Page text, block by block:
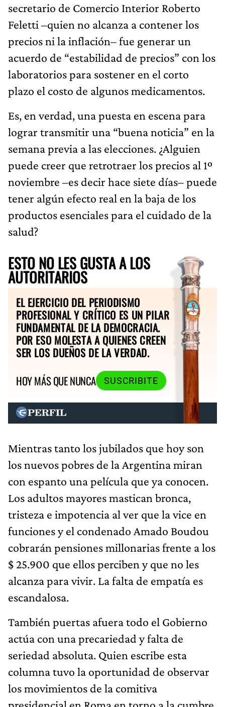
secretario de Comercio Interior Roberto
Feletti –quien no alcanza a contener los
precios ni la inflación– fue generar un
acuerdo de “estabilidad de precios” con los
laboratorios para sostener en el corto
plazo el costo de algunos medicamentos.
Es, en verdad, una puesta en escena para
lograr transmitir una “buena noticia” en la
semana previa a las elecciones. ¿Alguien
puede creer que retrotraer los precios al 1º
noviembre –es decir hace siete días– puede
tener algún efecto real en la baja de los
productos esenciales para el cuidado de la
salud?
ESTO NO LES GUSTA A LOS
AUTORITARIOS
EL EJERCICIO DEL PERIODISMO
PROFESIONAL Y CRÍTICO ES UN PILAR
FUNDAMENTAL DE LA DEMOCRACIA.
POR ESO MOLESTA A QUIENES CREEN
SER LOS DUEÑOS DE LA VERDAD.
HOY MÁS QUE NUNCA
SUSCRIBITE
Mientras tanto los jubilados que hoy son
los nuevos pobres de la Argentina miran
con espanto una película que ya conocen.
Los adultos mayores mastican bronca,
tristeza e impotencia al ver que la vice en
funciones y el condenado Amado Boudou
cobrarán pensiones millonarias frente a los
$ 25.900 que ellos perciben y que no les
alcanza para vivir. La falta de empatía es
escandalosa.
También puertas afuera todo el Gobierno
actúa con una precariedad y falta de
seriedad absoluta. Quien escribe esta
columna tuvo la oportunidad de observar
los movimientos de la comitiva